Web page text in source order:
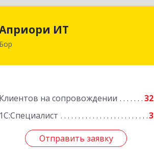
ИТ
Бор
Клиентов на сопровождении
32
1С:Специалист
3
Отправить заявку
Подробнее
Отправить заявку